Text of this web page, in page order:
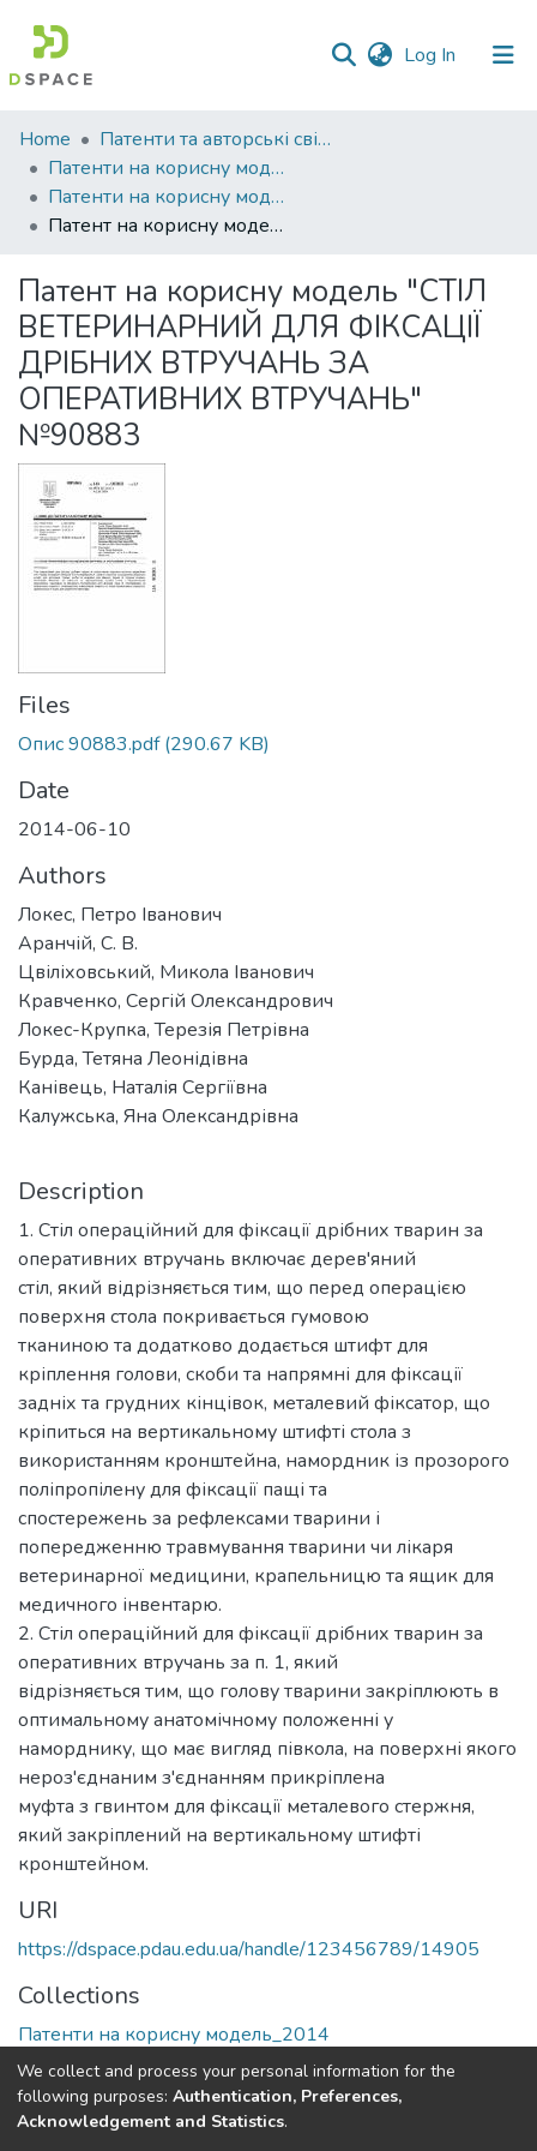
Log In (current)
Communities
&
Collections
Statistics
Home
Патенти та авторські свідоцтва
Патенти на корисну модель
Патенти на корисну модель_2014
Патент на корисну модель "СТІЛ ВЕТЕРИНАРНИЙ ДЛЯ ФІКСАЦІЇ ДРІБНИХ ВТРУЧАНЬ ЗА ОПЕРАТИВНИХ ВТРУЧАНЬ" №90883
Патент на корисну модель "СТІЛ
ВЕТЕРИНАРНИЙ ДЛЯ ФІКСАЦІЇ
ДРІБНИХ ВТРУЧАНЬ ЗА
ОПЕРАТИВНИХ ВТРУЧАНЬ"
№90883
Files
Опис 90883.pdf(290.67 KB)
Date
2014-06-10
Authors
Локес, Петро Іванович
Аранчій, С. В.
Цвіліховський, Микола Іванович
Кравченко, Сергій Олександрович
Локес-Крупка, Терезія Петрівна
Бурда, Тетяна Леонідівна
Канівець, Наталія Сергіївна
Калужська, Яна Олександрівна
Description
1. Стіл операційний для фіксації дрібних тварин за
оперативних втручань включає дерев'яний
стіл, який відрізняється тим, що перед операцією
поверхня стола покривається гумовою
тканиною та додатково додається штифт для
кріплення голови, скоби та напрямні для фіксації
задніх та грудних кінцівок, металевий фіксатор, що
кріпиться на вертикальному штифті стола з
використанням кронштейна, намордник із прозорого
поліпропілену для фіксації пащі та
спостережень за рефлексами тварини і
попередженню травмування тварини чи лікаря
ветеринарної медицини, крапельницю та ящик для
медичного інвентарю.
2. Стіл операційний для фіксації дрібних тварин за
оперативних втручань за п. 1, який
відрізняється тим, що голову тварини закріплюють в
оптимальному анатомічному положенні у
наморднику, що має вигляд півкола, на поверхні якого
нероз'єднаним з'єднанням прикріплена
муфта з гвинтом для фіксації металевого стержня,
який закріплений на вертикальному штифті
кронштейном.
URI
https://dspace.pdau.edu.ua/handle/123456789/14905
Collections
Патенти на корисну модель_2014
Full item page
We collect and process your personal information for the
following purposes: Authentication, Preferences,
Acknowledgement and Statistics.